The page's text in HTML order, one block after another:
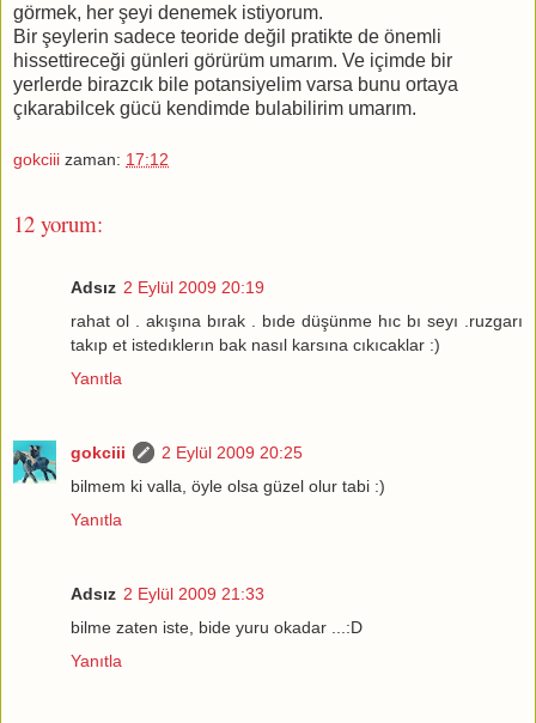
görmek, her şeyi denemek istiyorum.
Bir şeylerin sadece teoride değil pratikte de önemli
hissettireceği günleri görürüm umarım. Ve içimde bir
yerlerde birazcık bile potansiyelim varsa bunu ortaya
çıkarabilcek gücü kendimde bulabilirim umarım.
gokciii zaman: 17:12
12 yorum:
Adsız 2 Eylül 2009 20:19
rahat ol . akışına bırak . bıde düşünme hıc bı seyı .ruzgarı
takıp et istedıklerın bak nasıl karsına cıkıcaklar :)
Yanıtla
gokciii
2 Eylül 2009 20:25
bilmem ki valla, öyle olsa güzel olur tabi :)
Yanıtla
Adsız 2 Eylül 2009 21:33
bilme zaten iste, bide yuru okadar ...:D
Yanıtla